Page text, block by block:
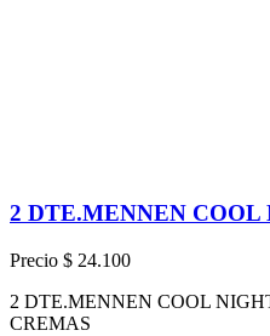
2 DTE.MENNEN COOL
Precio $ 24.100
2 DTE.MENNEN COOL
CREMAS